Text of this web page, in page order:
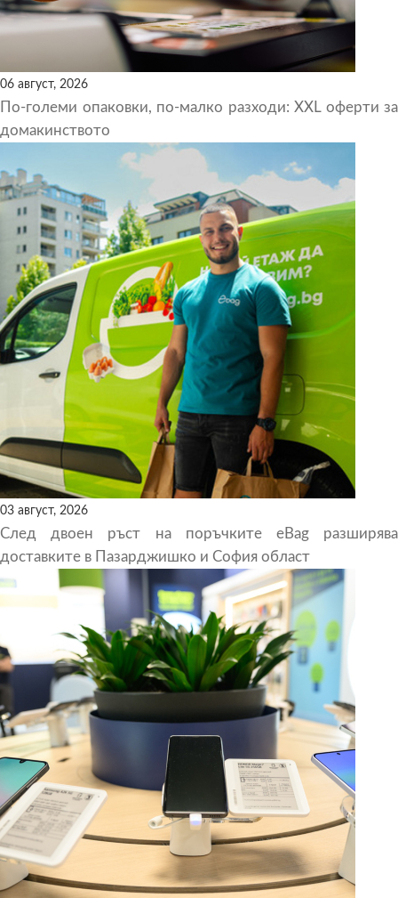
06 август, 2026
По-големи опаковки, по-малко разходи: XXL оферти за
домакинството
03 август, 2026
След двоен ръст на поръчките eBag разширява
доставките в Пазарджишко и София област